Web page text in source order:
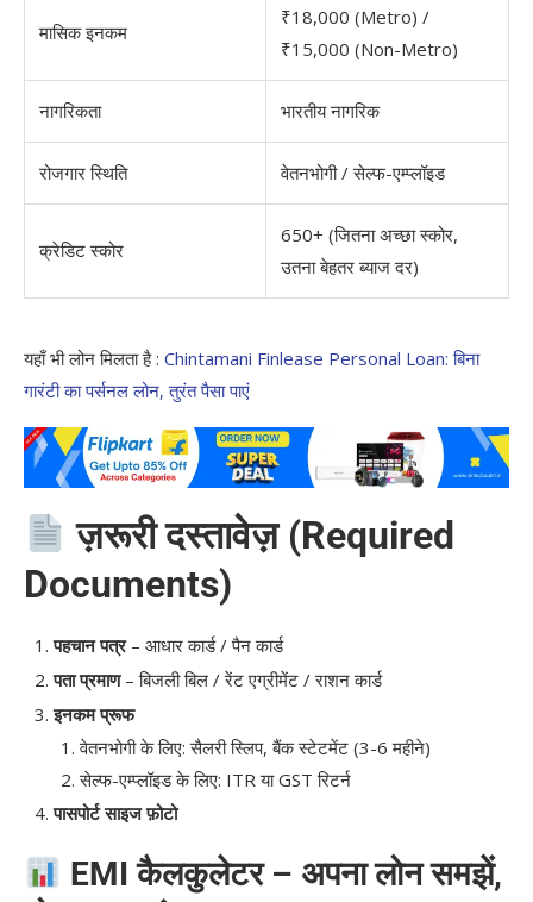
मासिक इनकम
₹18,000 (Metro) /
₹15,000 (Non-Metro)
नागरिकता भारतीय नागरिक
रोजगार स्थिति वेतनभोगी / सेल्फ-एम्प्लॉइड
क्रेडिट स्कोर
650+ (जितना अच्छा स्कोर,
उतना बेहतर ब्याज दर)
यहाँ भी लोन मिलता है : Chintamani Finlease Personal Loan: बिना
गारंटी का पर्सनल लोन, तुरंत पैसा पाएं
ज़रूरी दस्तावेज़ (Required
Documents)
पहचान पत्र– आधार कार्ड / पैन कार्ड
पता प्रमाण– बिजली बिल / रेंट एग्रीमेंट / राशन कार्ड
इनकम प्रूफ
वेतनभोगी के लिए: सैलरी स्लिप, बैंक स्टेटमेंट (3-6 महीने)
सेल्फ-एम्प्लॉइड के लिए: ITR या GST रिटर्न
पासपोर्ट साइज फ़ोटो
EMI कैलकुलेटर – अपना लोन समझें,